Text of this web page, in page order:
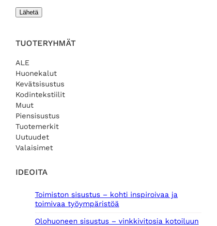
TUOTERYHMÄT
ALE
Huonekalut
Kevätsisustus
Kodintekstiilit
Muut
Piensisustus
Tuotemerkit
Uutuudet
Valaisimet
IDEOITA
Toimiston sisustus – kohti inspiroivaa ja
toimivaa työympäristöä
Olohuoneen sisustus – vinkkivitosia kotoiluun
Lähetä